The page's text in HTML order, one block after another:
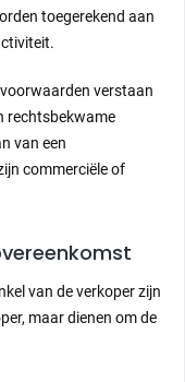
toegerekend aan
voorwaarden verstaan
rechtsbekwame
van een
commerciële of
van de verkoper zijn
maar dienen om de